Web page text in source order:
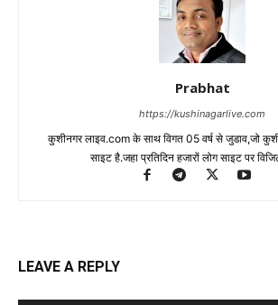
Prabhat
https://kushinagarlive.com
कुशीनगर लाइव.com के साथ विगत 05 वर्ष से जुडाव,जो
साइट है.जहा प्रतिदिन हजारों लोग साइट पर
LEAVE A REPLY